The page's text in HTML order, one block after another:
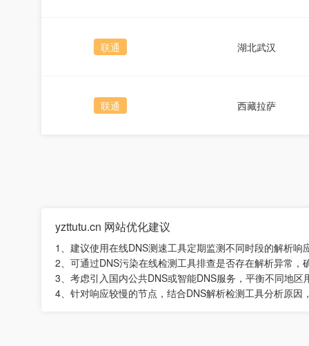
联通 湖北武汉
联通 西藏拉萨
yzttutu.cn 网站优化建议
1、建议使用在线DNS测速工具定期监测不同时段的解析
2、可通过DNS污染在线检测工具排查是否存在解析异常，
3、考虑引入国内公共DNS或智能DNS服务，平衡不同地
4、针对响应较慢的节点，结合DNS解析检测工具分析原